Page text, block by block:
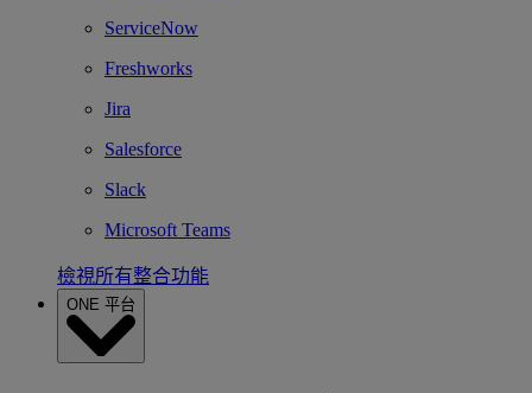
ServiceNow
Freshworks
Jira
Salesforce
Slack
Microsoft Teams
檢視所有整合功能
ONE 平台